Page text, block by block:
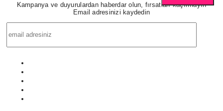
Kampanya ve duyurulardan haberdar olun, fırsatları kaçırmayın
Email adresinizi kaydedin